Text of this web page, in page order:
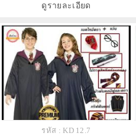
ดูรายละเอียด
รหัส : KD 12.7